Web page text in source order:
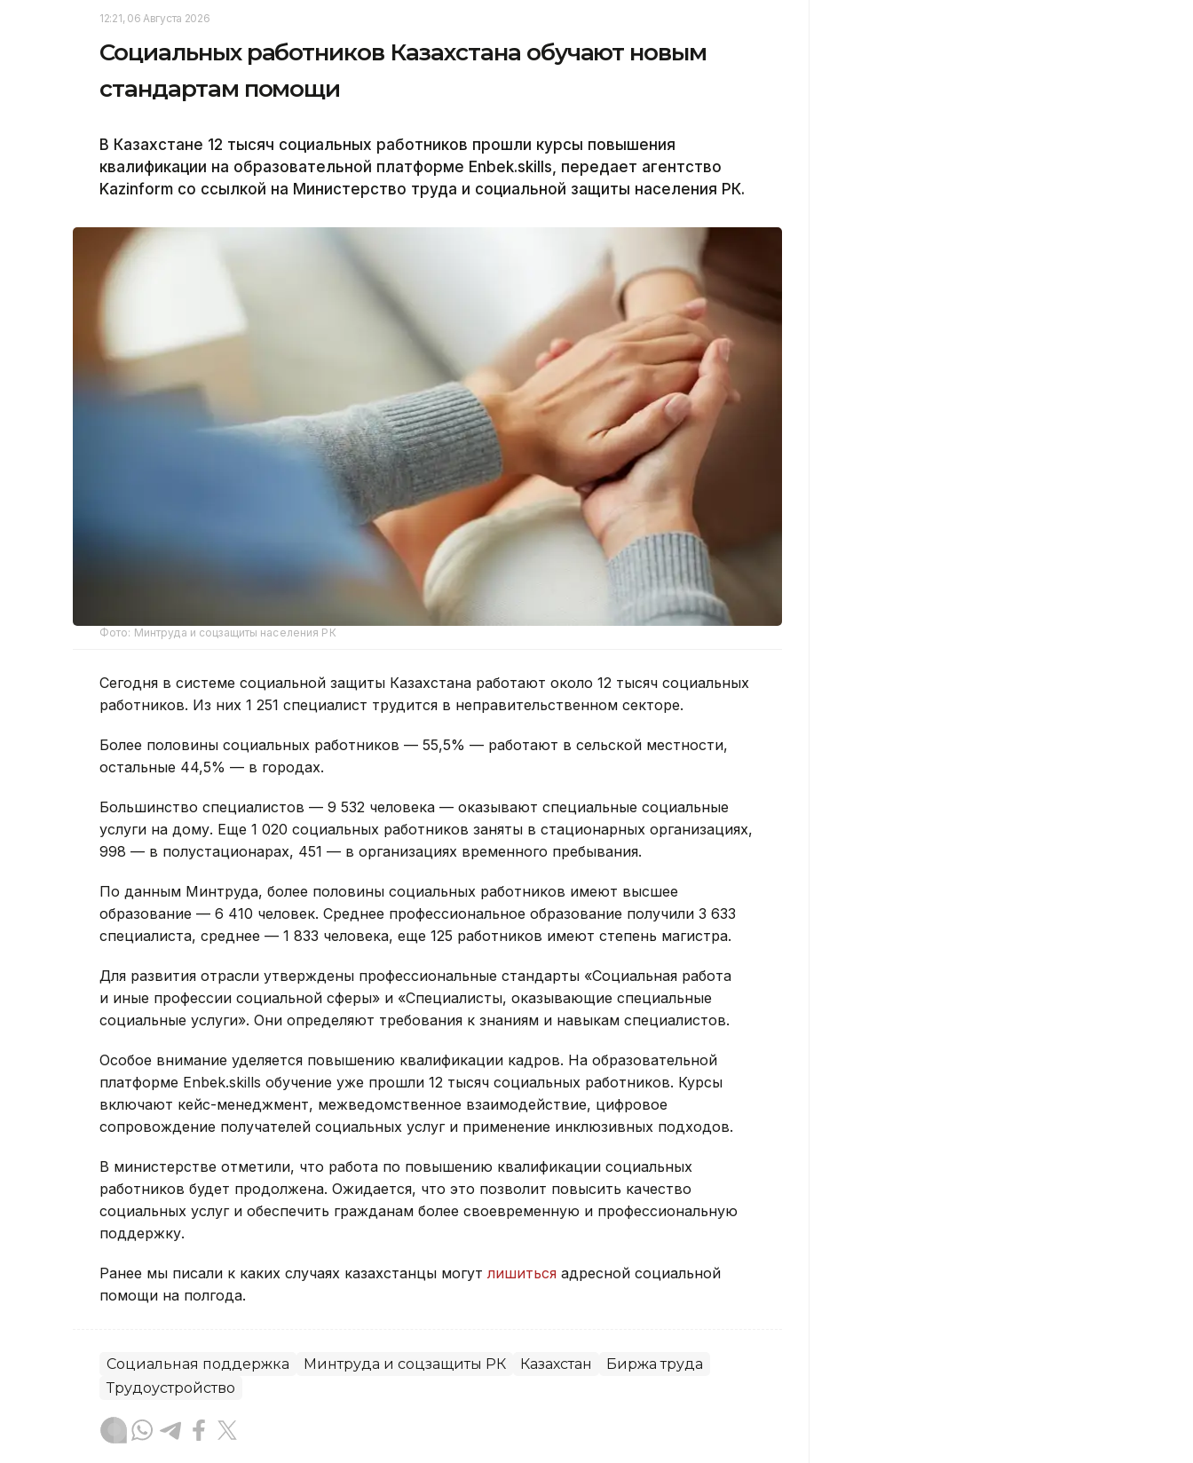
12:21, 06 Августа 2026
Социальных работников Казахстана обучают новым
стандартам помощи
В Казахстане 12 тысяч социальных работников прошли курсы повышения
квалификации на образовательной платформе Enbek.skills, передает агентство
Kazinform со ссылкой на Министерство труда и социальной защиты населения РК.
Фото: Минтруда и соцзащиты населения РК
Сегодня в системе социальной защиты Казахстана работают около 12 тысяч социальных
работников. Из них 1 251 специалист трудится в неправительственном секторе.
Более половины социальных работников — 55,5% — работают в сельской местности,
остальные 44,5% — в городах.
Большинство специалистов — 9 532 человека — оказывают специальные социальные
услуги на дому. Еще 1 020 социальных работников заняты в стационарных организациях,
998 — в полустационарах, 451 — в организациях временного пребывания.
По данным Минтруда, более половины социальных работников имеют высшее
образование — 6 410 человек. Среднее профессиональное образование получили 3 633
специалиста, среднее — 1 833 человека, еще 125 работников имеют степень магистра.
Для развития отрасли утверждены профессиональные стандарты «Социальная работа
и иные профессии социальной сферы» и «Специалисты, оказывающие специальные
социальные услуги». Они определяют требования к знаниям и навыкам специалистов.
Особое внимание уделяется повышению квалификации кадров. На образовательной
платформе Enbek.skills обучение уже прошли 12 тысяч социальных работников. Курсы
включают кейс-менеджмент, межведомственное взаимодействие, цифровое
сопровождение получателей социальных услуг и применение инклюзивных подходов.
В министерстве отметили, что работа по повышению квалификации социальных
работников будет продолжена. Ожидается, что это позволит повысить качество
социальных услуг и обеспечить гражданам более своевременную и профессиональную
поддержку.
Ранее мы писали к каких случаях казахстанцы могут лишиться адресной социальной
помощи на полгода.
Социальная поддержка Минтруда и соцзащиты РК Казахстан
Биржа труда
Трудоустройство